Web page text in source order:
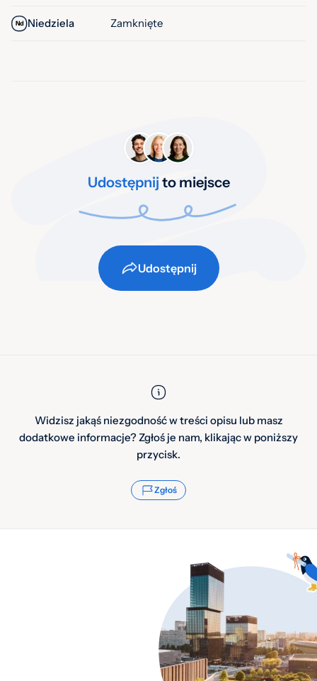
Nd Niedziela Zamknięte
Udostępnij to miejsce
Udostępnij
Widzisz jakąś niezgodność w treści opisu lub masz
dodatkowe informacje? Zgłoś je nam, klikając w poniższy
przycisk.
Zgłoś